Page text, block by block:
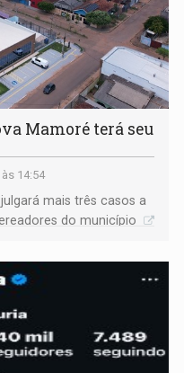
Mamoré terá seu
14:54
mais três casos a
do município